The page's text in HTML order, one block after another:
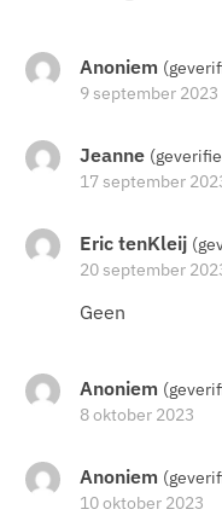
Anoniem
9 september 2023
Jeanne
17 september
Eric tenKleij
20 september
Geen
Anoniem
8 oktober 2023
Anoniem
10 oktober 2023